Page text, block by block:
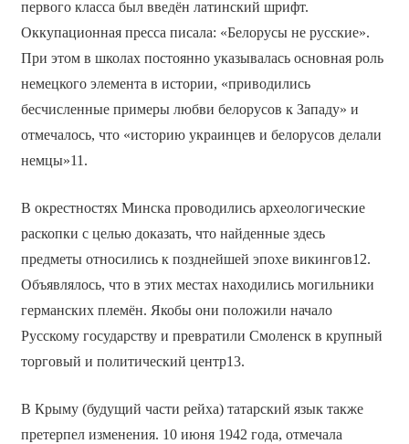
первого класса был введён латинский шрифт.
Оккупационная пресса писала: «Белорусы не русские».
При этом в школах постоянно указывалась основная роль
немецкого элемента в истории, «приводились
бесчисленные примеры любви белорусов к Западу» и
отмечалось, что «историю украинцев и белорусов делали
немцы»11.
В окрестностях Минска проводились археологические
раскопки с целью доказать, что найденные здесь
предметы относились к позднейшей эпохе викингов12.
Объявлялось, что в этих местах находились могильники
германских племён. Якобы они положили начало
Русскому государству и превратили Смоленск в крупный
торговый и политический центр13.
В Крыму (будущий части рейха) татарский язык также
претерпел изменения. 10 июня 1942 года, отмечала